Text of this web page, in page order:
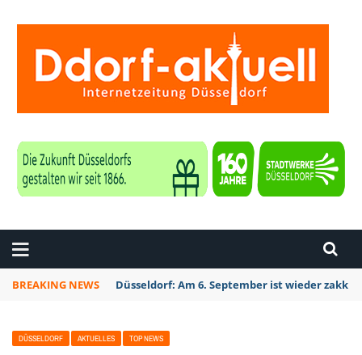
BREAKING NEWS Düsseldorf: Am 6. September ist wieder zakk
DÜSSELDORF AKTUELLES TOP NEWS